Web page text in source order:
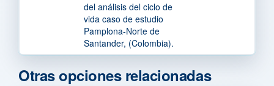
del análisis del ciclo de
vida caso de estudio
Pamplona-Norte de
Santander, (Colombia).
Otras opciones relacionadas